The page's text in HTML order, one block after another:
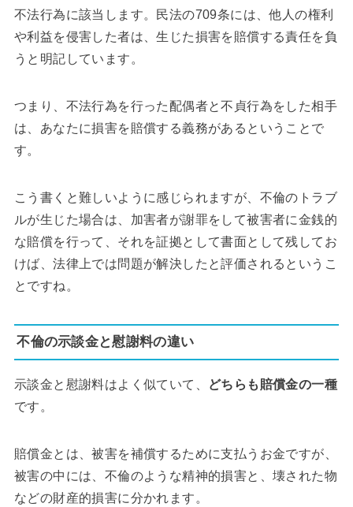
不法行為に該当します。民法の709条には、他人の権利
や利益を侵害した者は、生じた損害を賠償する責任を負
うと明記しています。
つまり、不法行為を行った配偶者と不貞行為をした相手
は、あなたに損害を賠償する義務があるということで
す。
こう書くと難しいように感じられますが、不倫のトラブ
ルが生じた場合は、加害者が謝罪をして被害者に金銭的
な賠償を行って、それを証拠として書面として残してお
けば、法律上では問題が解決したと評価されるというこ
とですね。
不倫の示談金と慰謝料の違い
示談金と慰謝料はよく似ていて、
どちらも賠償金の一種
です。
賠償金とは、被害を補償するために支払うお金ですが、
被害の中には、不倫のような精神的損害と、壊された物
などの財産的損害に分かれます。